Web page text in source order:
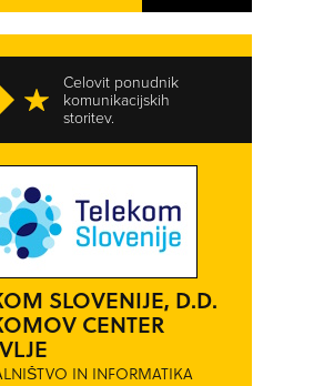
Celovit ponudnik
komunikacijskih
storitev.
SLOVENIJE, D.D.
CENTER
IN INFORMATIKA